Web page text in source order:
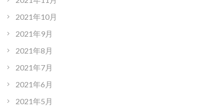
2021年10月
2021年9月
2021年8月
2021年7月
2021年6月
2021年5月